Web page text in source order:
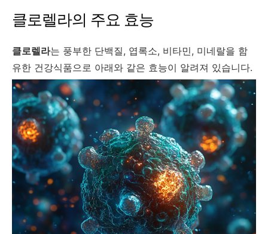
클로렐라의 주요 효능
클로렐라는 풍부한 단백질, 엽록소, 비타민, 미네랄을 함
유한 건강식품으로 아래와 같은 효능이 알려져 있습니다.